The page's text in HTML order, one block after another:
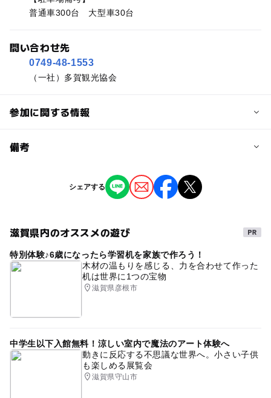
普通車300台 大型車30台
問い合わせ先
0749-48-1553
（一社）多賀観光協会
参加に関する情報
予約/応募
備考
※掲載の情報は天候や主催者側の都合などにより変更にな
ることがあります。
シェアする
滋賀県内のオススメの遊び
特別体験♪6歳になったら学習机を家族で作ろう！
木材の温もりを感じる、力を合わせて作った
机は世界に1つの宝物
滋賀県彦根市
中学生以下入館無料！涼しい室内で魔法のアート体験へ
動きに反応する不思議な世界へ。小さい子供
も楽しめる展覧会
滋賀県守山市